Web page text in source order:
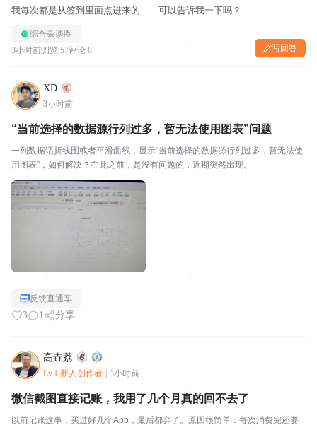
我每次都是从签到里面点进来的……可以告诉我一下吗？
综合杂谈圈
3小时前浏览 57评论 8 写回答
XD
3小时前
“当前选择的数据源行列过多，暂无法使用图表”问题
一列数据话折线图或者平滑曲线，显示“当前选择的数据源行列过多，暂无法使
用图表”，如何解决？在此之前，是没有问题的，近期突然出现。
反馈直通车
3 1 分享
高垚荔
Lv.1 新人创作者 3小时前
微信截图直接记账，我用了几个月真的回不去了
以前记账这事，买过好几个App，最后都弃了。原因很简单：每次消费完还要